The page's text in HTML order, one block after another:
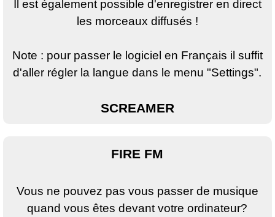
Il est également possible d'enregistrer en direct
les morceaux diffusés !
Note : pour passer le logiciel en Français il suffit
d'aller régler la langue dans le menu "Settings".
SCREAMER
FIRE FM
Vous ne pouvez pas vous passer de musique
quand vous êtes devant votre ordinateur?